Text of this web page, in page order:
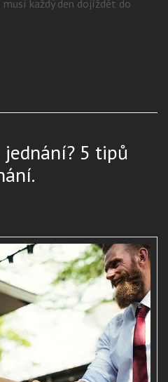
každý den dojíždět do
5 tipů